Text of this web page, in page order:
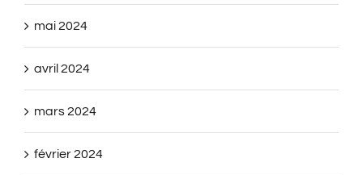
mai 2024
avril 2024
mars 2024
février 2024